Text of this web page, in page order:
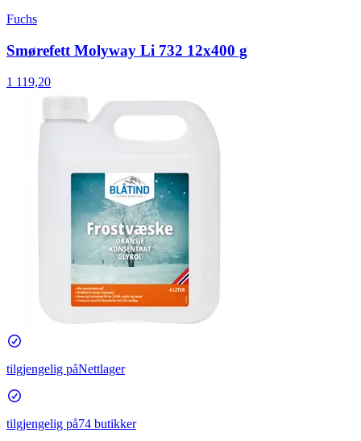
Fuchs
Smørefett Molyway Li 732 12x400 g
1 119,20
tilgjengelig påNettlager
tilgjengelig på74 butikker